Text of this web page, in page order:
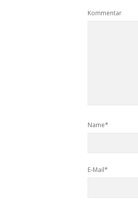
Kommentar
Name*
E-Mail*